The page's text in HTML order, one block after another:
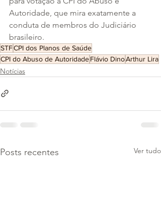
Autoridade, que mira exatamente a
conduta de membros do Judiciário
brasileiro.
STFCPI dos Planos de Saúde
CPI do Abuso de AutoridadeFlávio DinoArthur Lira
Notícias
Posts recentes Ver tudo